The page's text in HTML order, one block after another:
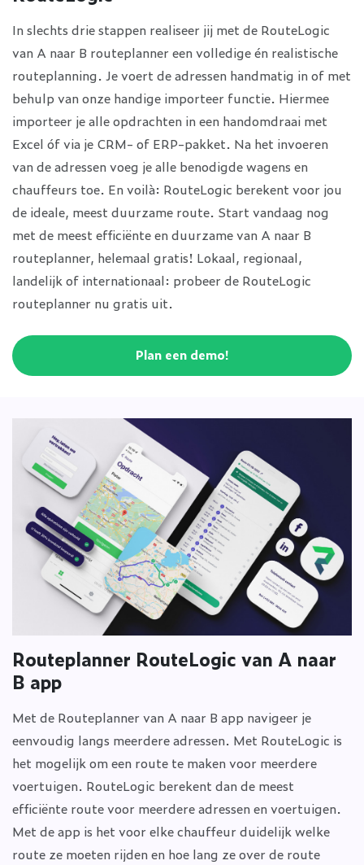
In slechts drie stappen realiseer jij met de RouteLogic
van A naar B routeplanner een volledige én realistische
routeplanning. Je voert de adressen handmatig in of met
behulp van onze handige importeer functie. Hiermee
importeer je alle opdrachten in een handomdraai met
Excel óf via je CRM- of ERP-pakket. Na het invoeren
van de adressen voeg je alle benodigde wagens en
chauffeurs toe. En voilà: RouteLogic berekent voor jou
de ideale, meest duurzame route. Start vandaag nog
met de meest efficiënte en duurzame van A naar B
routeplanner, helemaal gratis! Lokaal, regionaal,
landelijk of internationaal: probeer de RouteLogic
routeplanner nu gratis uit.
Plan een demo!
Routeplanner RouteLogic van A naar
B app
Met de Routeplanner van A naar B app navigeer je
eenvoudig langs meerdere adressen. Met RouteLogic is
het mogelijk om een route te maken voor meerdere
voertuigen. RouteLogic berekent dan de meest
efficiënte route voor meerdere adressen en voertuigen.
Met de app is het voor elke chauffeur duidelijk welke
route ze moeten rijden en hoe lang ze over de route